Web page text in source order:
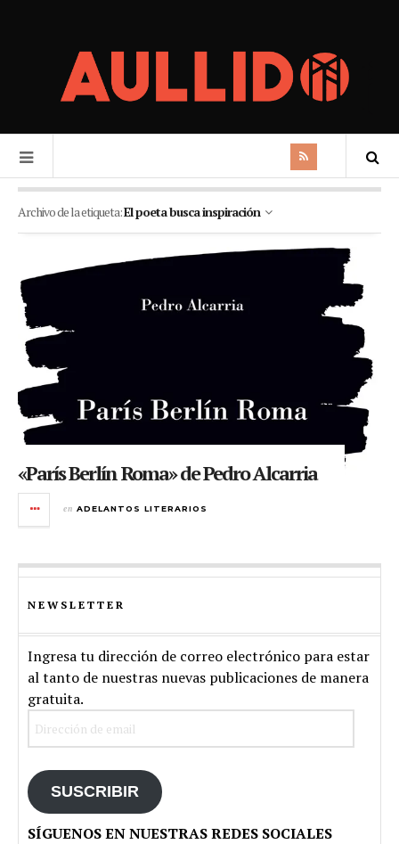
Archivo de la etiqueta:El poeta busca inspiración
«París Berlín Roma» de Pedro Alcarria
en ADELANTOS LITERARIOS
NEWSLETTER
Ingresa tu dirección de correo electrónico para estar
al tanto de nuestras nuevas publicaciones de manera
gratuita.
SUSCRIBIR
SÍGUENOS EN NUESTRAS REDES SOCIALES